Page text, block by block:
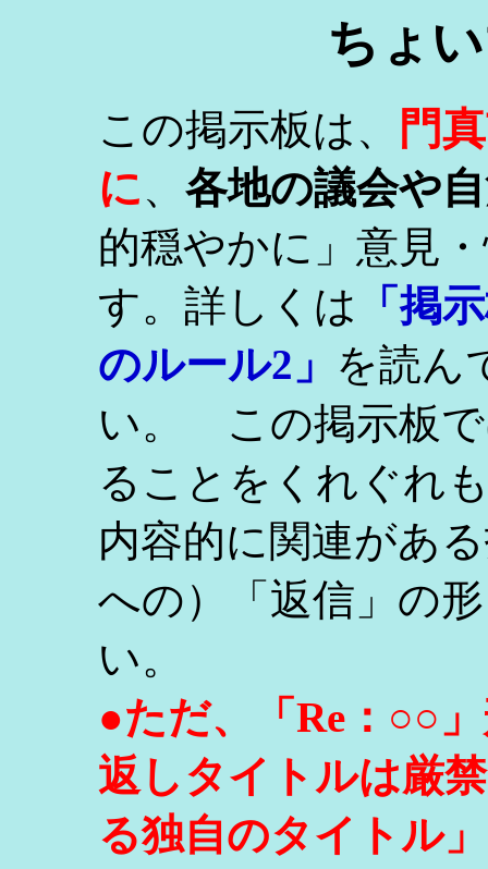
ちょ
この掲示板は、
門
に、 各地の議会や
的穏やかに」意見
す。詳しくは
「掲
のルール2」 を読ん
い。 この掲示板で
ることをくれぐれ
内容的に関連があ
への）「返信」の
い。
●ただ、「Re：○○
返しタイトルは厳
る独自のタイトル